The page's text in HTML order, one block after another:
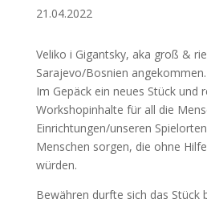
21.04.2022
Veliko i Gigantsky, aka groß &
Sarajevo/Bosnien angekommen.
Im Gepäck ein neues Stück und
Workshopinhalte für all die
Einrichtungen/unseren
Menschen sorgen, die ohne
würden.
Bewähren durfte sich das Stück